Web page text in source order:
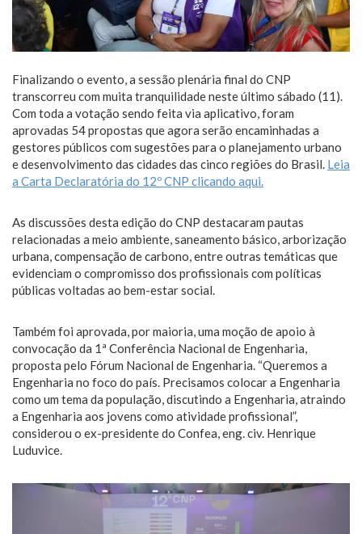
Finalizando o evento, a sessão plenária final do CNP
transcorreu com muita tranquilidade neste último sábado (11).
Com toda a votação sendo feita via aplicativo, foram
aprovadas 54 propostas que agora serão encaminhadas a
gestores públicos com sugestões para o planejamento urbano
e desenvolvimento das cidades das cinco regiões do Brasil. Leia
a Carta Declaratória do 12º CNP clicando aqui.
As discussões desta edição do CNP destacaram pautas
relacionadas a meio ambiente, saneamento básico, arborização
urbana, compensação de carbono, entre outras temáticas que
evidenciam o compromisso dos profissionais com políticas
públicas voltadas ao bem-estar social.
Também foi aprovada, por maioria, uma moção de apoio à
convocação da 1ª Conferência Nacional de Engenharia,
proposta pelo Fórum Nacional de Engenharia. “Queremos a
Engenharia no foco do país. Precisamos colocar a Engenharia
como um tema da população, discutindo a Engenharia, atraindo
a Engenharia aos jovens como atividade profissional”,
considerou o ex-presidente do Confea, eng. civ. Henrique
Luduvice.